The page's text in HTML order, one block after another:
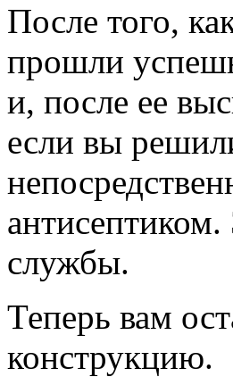
После того,
прошли
и, после ее
если вы
службы.
Теперь вам
конструкцию.